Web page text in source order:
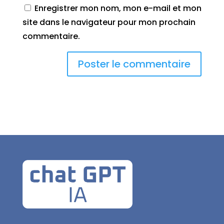
Enregistrer mon nom, mon e-mail et mon
site dans le navigateur pour mon prochain
commentaire.